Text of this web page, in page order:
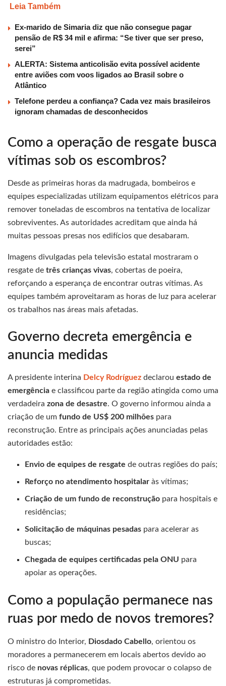
Leia Também
Ex-marido de Simaria diz que não consegue pagar
pensão de R$ 34 mil e afirma: “Se tiver que ser preso,
serei”
ALERTA: Sistema anticolisão evita possível acidente
entre aviões com voos ligados ao Brasil sobre o
Atlântico
Telefone perdeu a confiança? Cada vez mais brasileiros
ignoram chamadas de desconhecidos
Como a operação de resgate busca
vítimas sob os escombros?
Desde as primeiras horas da madrugada, bombeiros e
equipes especializadas utilizam equipamentos elétricos para
remover toneladas de escombros na tentativa de localizar
sobreviventes. As autoridades acreditam que ainda há
muitas pessoas presas nos edifícios que desabaram.
Imagens divulgadas pela televisão estatal mostraram o
resgate de três crianças vivas, cobertas de poeira,
reforçando a esperança de encontrar outras vítimas. As
equipes também aproveitaram as horas de luz para acelerar
os trabalhos nas áreas mais afetadas.
Governo decreta emergência e
anuncia medidas
A presidente interina Delcy Rodríguez declarou estado de
emergência e classificou parte da região atingida como uma
verdadeira zona de desastre. O governo informou ainda a
criação de um fundo de US$ 200 milhões para
reconstrução. Entre as principais ações anunciadas pelas
autoridades estão:
Envio de equipes de resgate de outras regiões do país;
Reforço no atendimento hospitalar às vítimas;
Criação de um fundo de reconstrução para hospitais e
residências;
Solicitação de máquinas pesadas para acelerar as
buscas;
Chegada de equipes certificadas pela ONU para
apoiar as operações.
Como a população permanece nas
ruas por medo de novos tremores?
O ministro do Interior, Diosdado Cabello, orientou os
moradores a permanecerem em locais abertos devido ao
risco de novas réplicas, que podem provocar o colapso de
estruturas já comprometidas.